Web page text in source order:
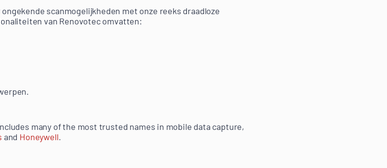
scanmogelijkheden met onze reeks draadloze
van Renovotec omvatten:
many of the most trusted names in mobile data capture,
and Honeywell.